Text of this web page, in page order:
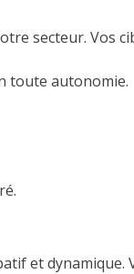
secteur. Vos
toute autonomie.
et dynamique.